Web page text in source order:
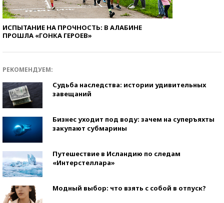
ИСПЫТАНИЕ НА ПРОЧНОСТЬ: В АЛАБИНЕ
ПРОШЛА «ГОНКА ГЕРОЕВ»
РЕКОМЕНДУЕМ:
Судьба наследства: истории удивительных
завещаний
Бизнес уходит под воду: зачем на суперъяхты
закупают субмарины
Путешествие в Исландию по следам
«Интерстеллара»
Модный выбор: что взять с собой в отпуск?